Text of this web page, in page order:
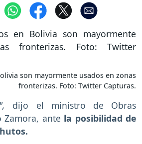
son mayormente usados en zonas
fronterizas. Foto: Twitter Capturas.
dijo el ministro de Obras
Zamora, ante la posibilidad de